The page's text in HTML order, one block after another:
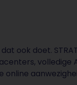
ook doet.
volledige